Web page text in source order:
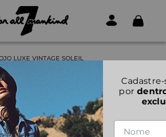
LUXE VINTAGE SOLEIL
VINTAGE SOLEIL
por